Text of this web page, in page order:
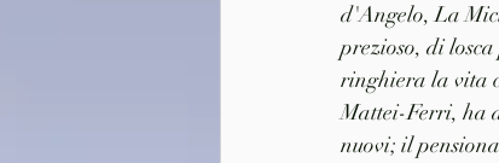
d'Angelo, La
prezioso, di
ringhiera la vita
Mattei-Ferri, ha
nuovi; il